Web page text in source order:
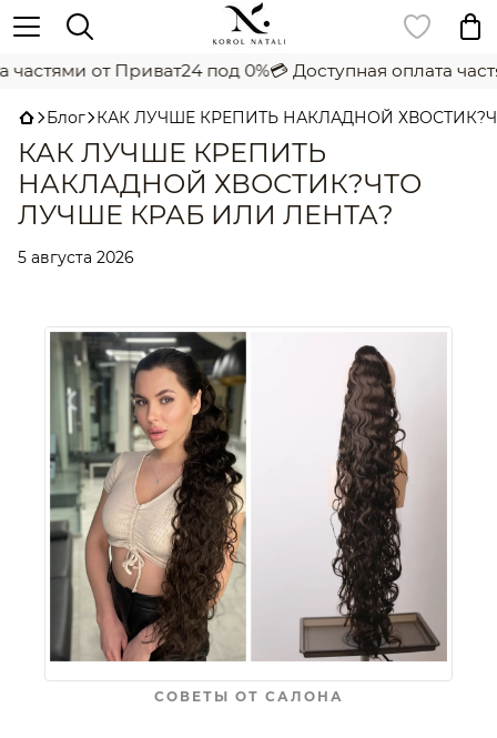
от Приват24 под 0%💳 Доступная оплата
Блог КАК ЛУЧШЕ КРЕПИТЬ НАКЛАДНОЙ
КАК ЛУЧШЕ КРЕПИТЬ
НАКЛАДНОЙ ХВОСТИК?ЧТО
ЛУЧШЕ КРАБ ИЛИ ЛЕНТА?
5 августа 2026
СОВЕТЫ ОТ САЛОНА